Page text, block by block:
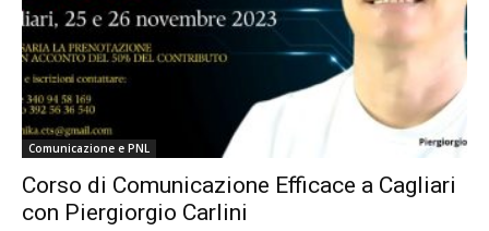
Comunicazione e PNL
Corso di Comunicazione Efficace a Cagliari
con Piergiorgio Carlini